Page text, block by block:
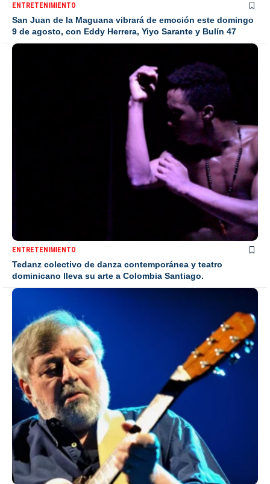
ENTRETENIMIENTO
San Juan de la Maguana vibrará de emoción este domingo
9 de agosto, con Eddy Herrera, Yiyo Sarante y Bulín 47
ENTRETENIMIENTO
Tedanz colectivo de danza contemporánea y teatro
dominicano lleva su arte a Colombia Santiago.